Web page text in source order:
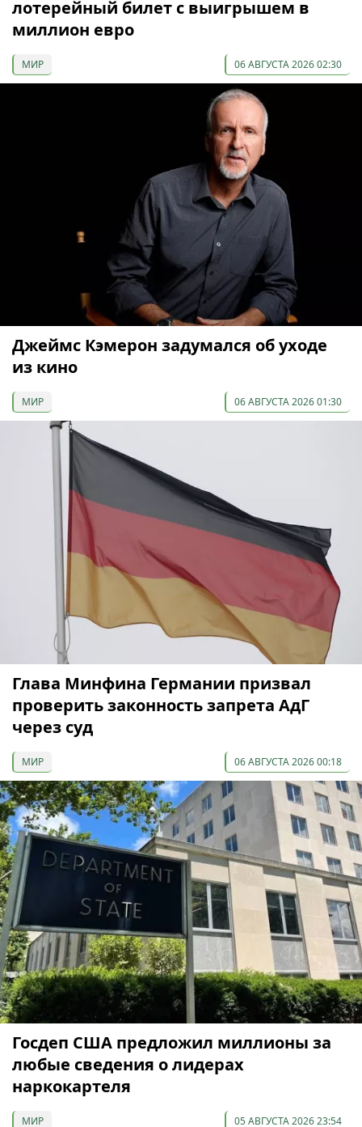
лотерейный билет с выигрышем в
миллион евро
МИР 06 АВГУСТА 2026 02:30
Джеймс Кэмерон задумался об уходе
из кино
МИР 06 АВГУСТА 2026 01:30
Глава Минфина Германии призвал
проверить законность запрета АдГ
через суд
МИР 06 АВГУСТА 2026 00:18
Госдеп США предложил миллионы за
любые сведения о лидерах
наркокартеля
МИР 05 АВГУСТА 2026 23:54